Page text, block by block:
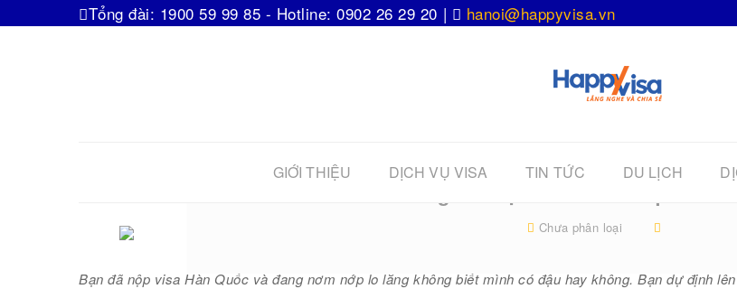
Tổng đài: 1900 59 99 85 - Hotline: 0902 26 29 20 | hanoi@happyvisa.vn
GIỚI THIỆU DỊCH VỤ VISA TIN TỨC DU LỊCH
Chưa phân loại
Bạn đã nộp visa Hàn Quốc và đang nơm nớp lo lắng không biết mình có đậu hay không. Bạn dự định